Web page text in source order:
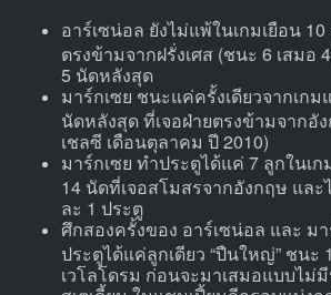
อาร์เซน่อล ยังไม่แพ้ในเกมเยือน
ตรงข้ามจากฝรั่งเศส (ชนะ 6 เสมอ
5 นัดหลังสุด
มาร์กเซย ชนะแค่ครั้งเดียวจากเกม
นัดหลังสุด ที่เจอฝ่ายตรงข้ามจากอั
เชลซี เดือนตุลาคม ปี 2010)
มาร์กเซย ทำประตูได้แค่ 7 ลูกในเ
14 นัดที่เจอสโมสรจากอังกฤษ และ
ละ 1 ประตู
ศึกสองครั้งของ อาร์เซน่อล และ ม
ประตูได้แค่ลูกเดียว “ปืนใหญ่” ชนะ
เวโลโดรม ก่อนจะมาเสมอแบบไม่